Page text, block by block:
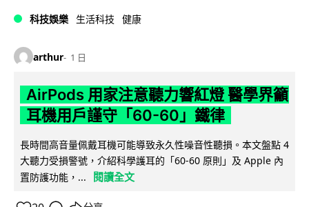
科技娛樂 生活科技 健康
arthur 1 日
AirPods 用家注意聽力響紅燈 醫學界籲
耳機用戶謹守「60-60」鐵律
長時間高音量佩戴耳機可能導致永久性噪音性聽損。本文盤點 4
大聽力受損警號，介紹科學護耳的「60-60 原則」及 Apple 內
置防護功能，...
閱讀全文